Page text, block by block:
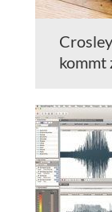
kommt